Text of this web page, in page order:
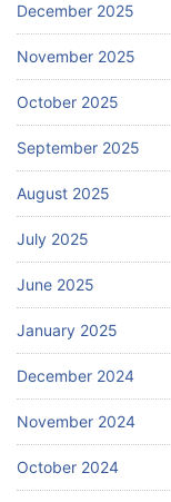
December 2025
November 2025
October 2025
September 2025
August 2025
July 2025
June 2025
January 2025
December 2024
November 2024
October 2024